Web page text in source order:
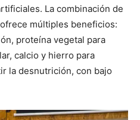
La combinación de
múltiples beneficios:
proteína vegetal para
calcio y hierro para
la desnutrición, con bajo